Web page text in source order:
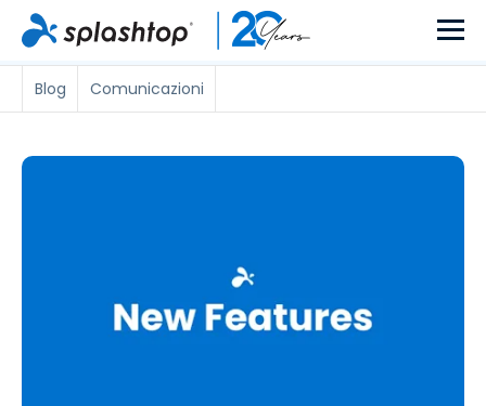
Blog Comunicazioni